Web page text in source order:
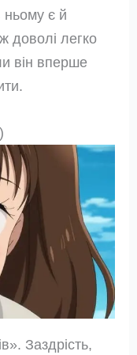
ньому є й
доволі легко
він вперше
Заздрість,